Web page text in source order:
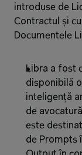
introduse de
Contractul și
Documentele
Libra a fost
disponibilă
inteligență
de
este
de Prompts